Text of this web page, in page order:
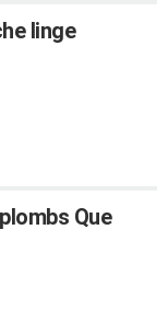
linge
Que